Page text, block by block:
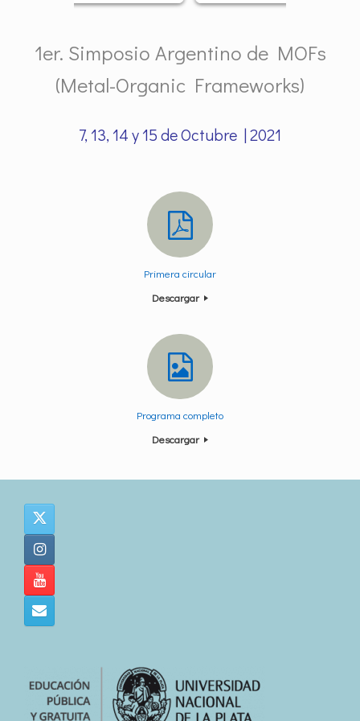
1er. Simposio Argentino de MOFs
(Metal-Organic Frameworks)
7, 13, 14 y 15 de Octubre | 2021
Primera circular
Descargar
Programa completo
Descargar